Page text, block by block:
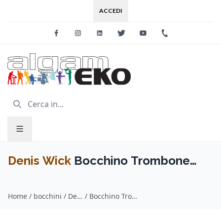
ACCEDI
FacebookInstagramLinkedinTwitter Youtube
Denis Wick Bocchino Trombone
Home / bocchini / Denis Wick / Bocchino Trombone HERITAGE Silver Plated 2180G-7CS